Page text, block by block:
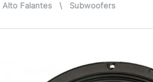
Alto Falantes \ Subwoofers